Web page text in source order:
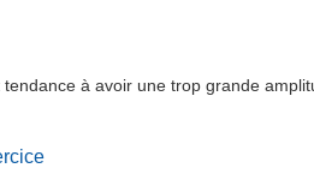
à avoir une trop grande